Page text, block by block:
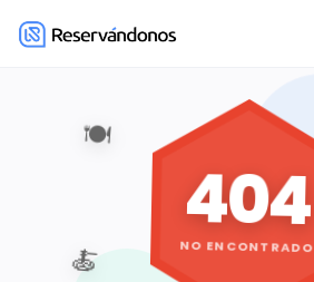
🍽️
🍝
404
NO ENCONTRADO